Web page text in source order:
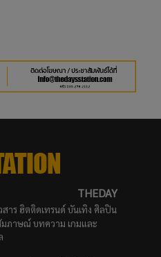
THEDAY
าร ฮิตติดเทรนด์ บันเทิง ศิลปิน
มภาษณ์ บทความ เกมและ